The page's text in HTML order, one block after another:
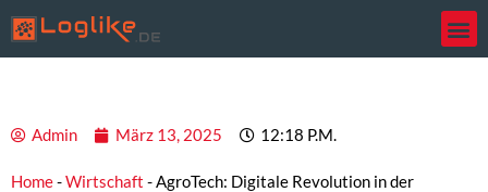
Inhalt
springen
Admin März 13, 2025 12:18 P.m.
Home-Wirtschaft -AgroTech: Digitale Revolution in der